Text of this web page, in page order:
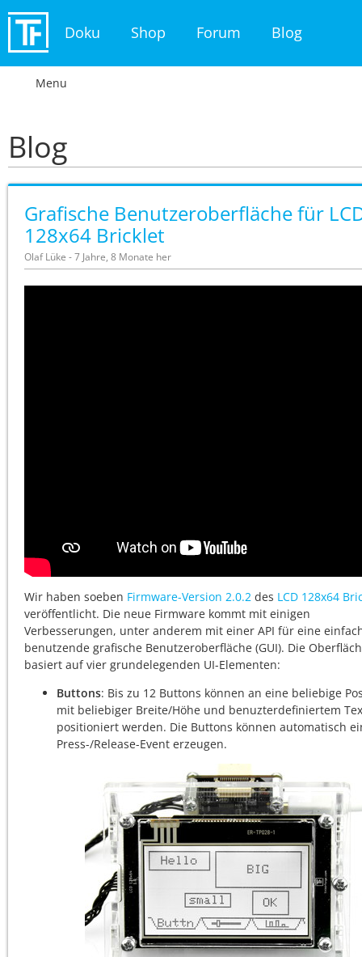
Doku Shop Forum Blog
Menu
Blog
Grafische Benutzeroberfläche für
128x64 Bricklet
Olaf Lüke - 7 Jahre, 8 Monate her
Wir haben soeben Firmware-Version 2.0.2 des LCD 128x64
veröffentlicht. Die neue Firmware kommt mit einigen
Verbesserungen, unter anderem mit einer API für eine
benutzende grafische Benutzeroberfläche (GUI). Die
basiert auf vier grundelegenden UI-Elementen:
Buttons: Bis zu 12 Buttons können an eine beliebige
mit beliebiger Breite/Höhe und benuzterdefiniertem
positioniert werden. Die Buttons können automatisch
Press-/Release-Event erzeugen.